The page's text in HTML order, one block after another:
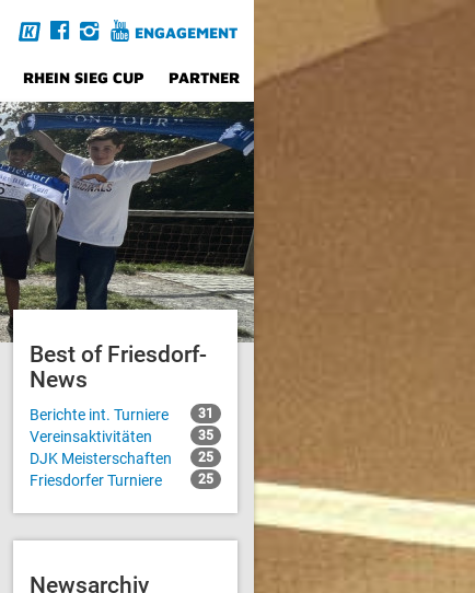
ENGAGEMENT
RHEIN SIEG CUP PARTNER
Best of Friesdorf-
News
Berichte int. Turniere 31
Vereinsaktivitäten 35
DJK Meisterschaften 25
Friesdorfer Turniere 25
Newsarchiv